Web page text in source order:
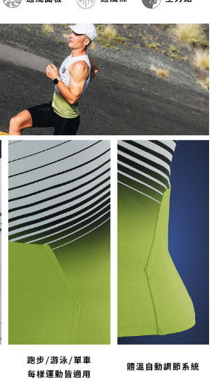
。
將有權停止該用戶之使用額度並採取法律行動。